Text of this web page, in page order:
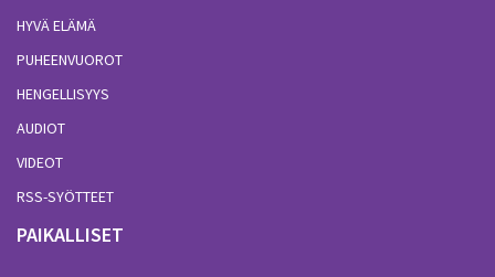
HYVÄ ELÄMÄ
PUHEENVUOROT
HENGELLISYYS
AUDIOT
VIDEOT
RSS-SYÖTTEET
PAIKALLISET